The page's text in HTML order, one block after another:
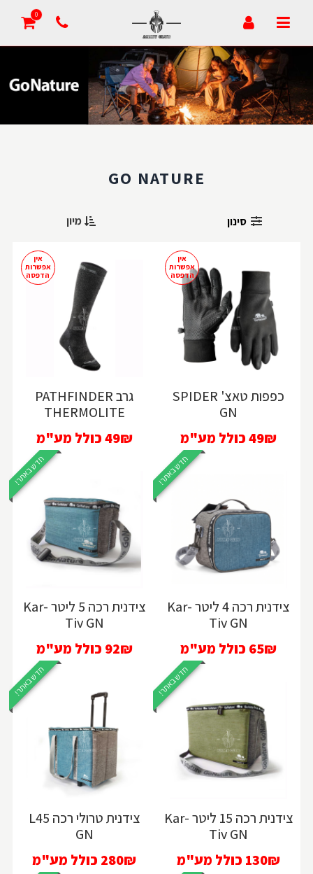
0
GO NATURE
סינון מיון
אין
אפשרות
הדפסה
כפפות טאצ' SPIDER
GN
49₪ כולל מע"מ
אין
אפשרות
הדפסה
גרב PATHFINDER
THERMOLITE
49₪כולל מע"מ
חדש באתר!
צידנית רכה 4 ליטר Kar-
Tiv GN
65₪ כולל מע"מ
חדש באתר!
צידנית רכה 5 ליטר Kar-
Tiv GN
92₪ כולל מע"מ
חדש באתר!
צידנית רכה 15 ליטר Kar-
Tiv GN
130₪ כולל מע"מ
חדש באתר!
צידנית טרולי רכה L45
GN
280₪ כולל מע"מ